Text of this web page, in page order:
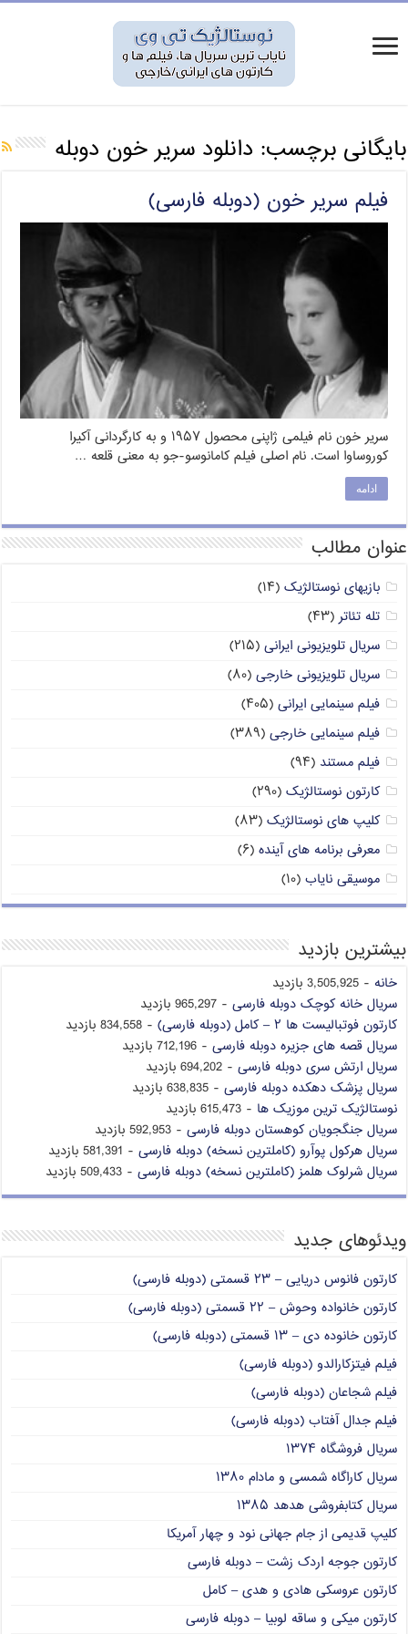
بایگانی برچسب: دانلود سریر خون دوبله
فیلم سریر خون (دوبله فارسی)
سریر خون نام فیلمی ژاپنی محصول ۱۹۵۷ و به کارگردانی آکیرا
کوروساوا است. نام اصلی فیلم کامانوسو-جو به معنی قلعه …
ادامه
عنوان مطالب
بازیهای نوستالژیک (۱۴)
تله تئاتر (۴۳)
سریال تلویزیونی ایرانی (۲۱۵)
سریال تلویزیونی خارجی (۸۰)
فیلم سینمایی ایرانی (۴۰۵)
فیلم سینمایی خارجی (۳۸۹)
فیلم مستند (۹۴)
کارتون نوستالژیک (۲۹۰)
کلیپ های نوستالژیک (۸۳)
معرفی برنامه های آینده (۶)
موسیقی نایاب (۱۰)
بیشترین بازدید
خانه - 3,505,925 بازدید
سریال خانه کوچک دوبله فارسی - 965,297 بازدید
کارتون فوتبالیست ها ۲ – کامل (دوبله فارسی)
- 834,558 بازدید
سریال قصه های جزیره دوبله فارسی - 712,196 بازدید
سریال ارتش سری دوبله فارسی - 694,202 بازدید
سریال پزشک دهکده دوبله فارسی - 638,835 بازدید
نوستالژیک ترین موزیک ها - 615,473 بازدید
سریال جنگجویان کوهستان دوبله فارسی - 592,953 بازدید
سریال هرکول پوآرو (کاملترین نسخه) دوبله فارسی - 581,391 بازدید
سریال شرلوک هلمز (کاملترین نسخه) دوبله فارسی - 509,433 بازدید
ویدئوهای جدید
کارتون فانوس دریایی – ۲۳ قسمتی (دوبله فارسی)
کارتون خانواده وحوش – ۲۲ قسمتی (دوبله فارسی)
کارتون خانوده دی – ۱۳ قسمتی (دوبله فارسی)
فیلم فیتزکارالدو (دوبله فارسی)
فیلم شجاعان (دوبله فارسی)
فیلم جدال آفتاب (دوبله فارسی)
سریال فروشگاه ۱۳۷۴
سریال کاراگاه شمسی و مادام ۱۳۸۰
سریال کتابفروشی هدهد ۱۳۸۵
کلیپ قدیمی از جام جهانی نود و چهار آمریکا
کارتون جوجه اردک زشت – دوبله فارسی
کارتون عروسکی هادی و هدی – کامل
کارتون میکی و ساقه لوبیا – دوبله فارسی